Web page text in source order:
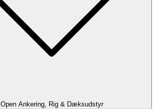
Open Ankering, Rig & Dæksudstyr